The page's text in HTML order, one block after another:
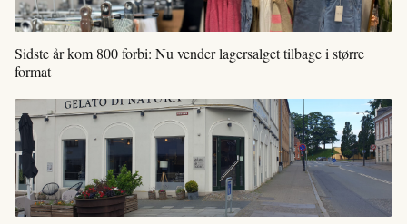
Sidste år kom 800 forbi: Nu vender lagersalget tilbage i større
format